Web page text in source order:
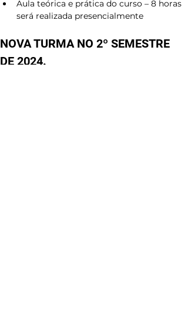
Aula teórica e prática do curso – 8 horas
será realizada presencialmente
NOVA TURMA NO 2º SEMESTRE
DE 2024.